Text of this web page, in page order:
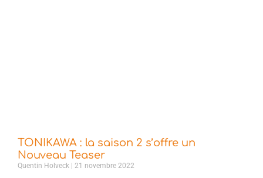
TONIKAWA : la saison 2 s’offre un
Nouveau Teaser
Quentin Holveck 21 novembre 2022